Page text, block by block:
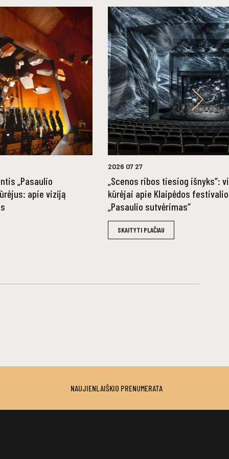
„Pasaulio
apie viziją
2026 07 27
„Scenos ribos tiesiog išnyks“:
kūrėjai apie Klaipėdos
„Pasaulio sutvėrimas“
SKAITYTI PLAČIAU
NAUJIENLAIŠKIO PRENUMERATA